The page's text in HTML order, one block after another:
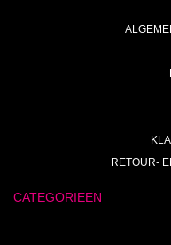
RETOUR-
CATEGORIEEN